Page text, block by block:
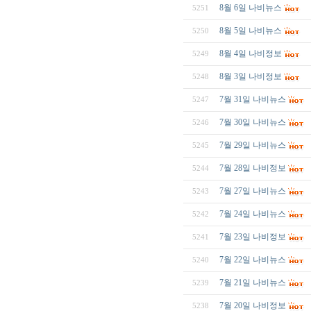
5251 8월 6일 나비뉴스
5250 8월 5일 나비뉴스
5249 8월 4일 나비정보
5248 8월 3일 나비정보
5247 7월 31일 나비뉴스
5246 7월 30일 나비뉴스
5245 7월 29일 나비뉴스
5244 7월 28일 나비정보
5243 7월 27일 나비뉴스
5242 7월 24일 나비뉴스
5241 7월 23일 나비정보
5240 7월 22일 나비뉴스
5239 7월 21일 나비뉴스
5238 7월 20일 나비정보